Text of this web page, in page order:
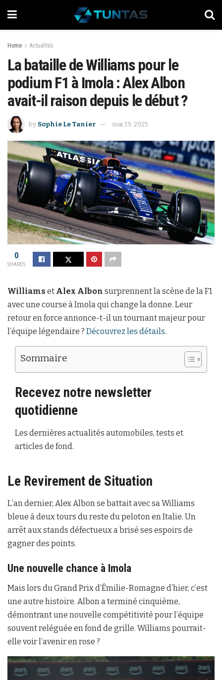
Home Actualités
La bataille de Williams pour le
podium F1 à Imola : Alex Albon
avait-il raison depuis le début ?
by Sophie Le Tanier mai 19, 2025
0
SHARES
Williams et Alex Albon surprennent la scène de la F1
avec une course à Imola qui change la donne. Leur
retour en force annonce-t-il un tournant majeur pour
l’équipe légendaire ? Découvrez les détails.
Sommaire
Recevez notre newsletter
quotidienne
Les dernières actualités automobiles, tests et
articles de fond.
Le Revirement de Situation
L’an dernier, Alex Albon se battait avec sa Williams
bleue à deux tours du reste du peloton en Italie. Un
arrêt aux stands défectueux a brisé ses espoirs de
gagner des points.
Une nouvelle chance à Imola
Mais lors du Grand Prix d’Émilie-Romagne d’hier, c’est
une autre histoire. Albon a terminé cinquième,
démontrant une nouvelle compétitivité pour l’équipe
souvent reléguée en fond de grille. Williams pourrait-
elle voir l’avenir en rose ?